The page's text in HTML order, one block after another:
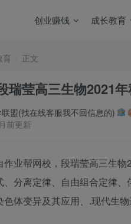
创业赚钱 成长教育
育 正文
瑞莹高三生物2021
联盟(找在线客服我不回信息的)
前更新
作业帮网校，段瑞莹高三生
、分离定律、自由组合定律
色体变异及其应用、.现代生